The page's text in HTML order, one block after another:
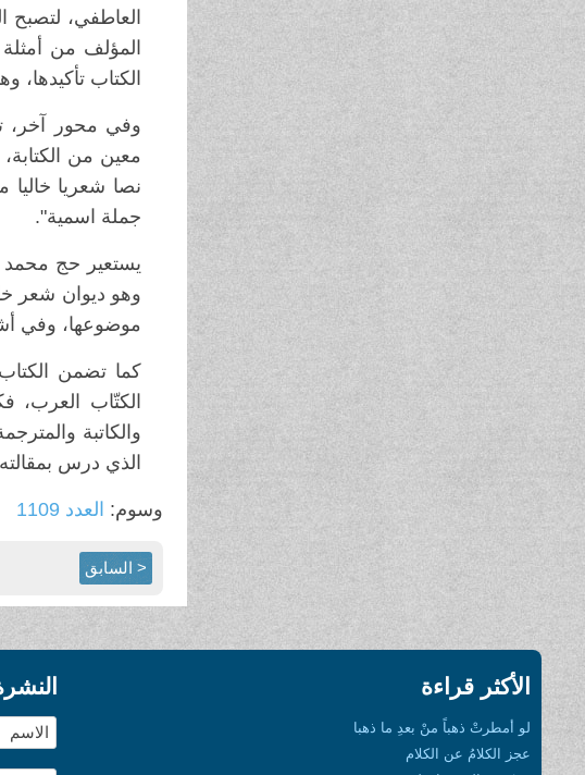
العاطفي، لتصبح
المؤلف من
الكتاب تأكيدها،
وفي محور آخر،
معين من
نصا شعريا
جملة اسمية".
يستعير حج محمد
موضوعها، وفي
كما تضمن
الذي درس بمقالته
وسوم: العدد 1109
< السابق
الأكثر قراءة
لو أمطرتْ ذهباً منْ بعدِ ما ذهبا
عجز الكلامُ عن الكلام